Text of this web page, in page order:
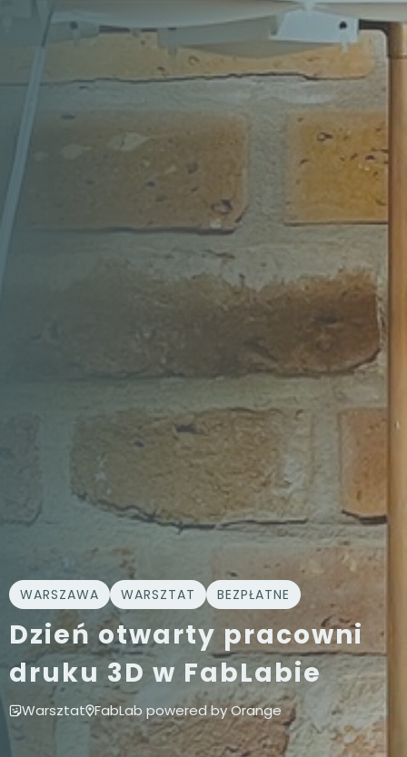
WARSZAWA WARSZTAT BEZPŁATNE
Dzień otwarty pracowni
druku 3D w FabLabie
Warsztat FabLab powered by Orange